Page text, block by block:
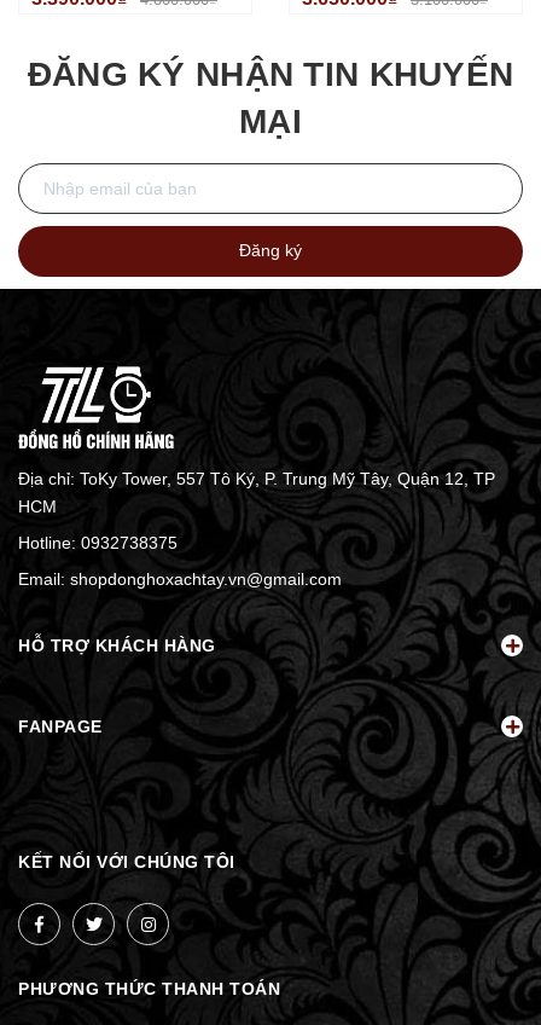
Size 36mm
Cao Su Trắng Size 36mm
ĐĂNG KÝ NHẬN TIN KHUYẾN
MẠI
Đăng ký
Địa chỉ: ToKy Tower, 557 Tô Ký, P. Trung Mỹ Tây, Quận 12, TP
HCM
Hotline: 0932738375
Email: shopdonghoxachtay.vn@gmail.com
HỖ TRỢ KHÁCH HÀNG
FANPAGE
KẾT NỐI VỚI CHÚNG TÔI
PHƯƠNG THỨC THANH TOÁN